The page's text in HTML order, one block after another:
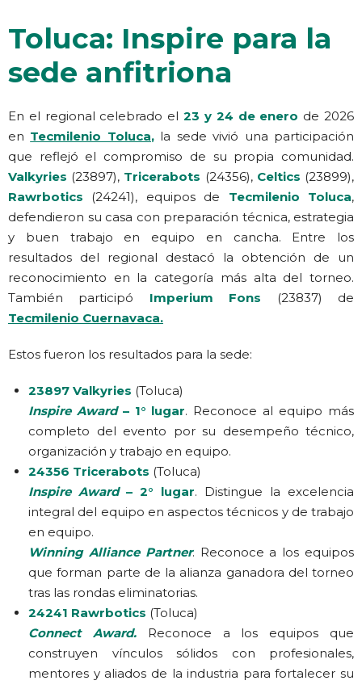
Toluca: Inspire para la
sede anfitriona
En el regional celebrado el23 y 24 de enero de 2026
en Tecmilenio Toluca,la sede vivió una participación
que reflejó el compromiso de su propia comunidad.
Valkyries (23897), Tricerabots (24356), Celtics (23899),
Rawrbotics
(24241), equipos de Tecmilenio Toluca,
defendieron su casa con preparación técnica, estrategia
y buen trabajo en equipo en cancha. Entre los
resultados del regional destacó la obtención de un
reconocimiento en la categoría más alta del torneo.
También participó Imperium Fons (23837) de
Tecmilenio Cuernavaca.
Estos fueron los resultados para la sede:
23897 Valkyries (Toluca)
Inspire Award – 1° lugar. Reconoce al equipo más
completo del evento por su desempeño técnico,
organización y trabajo en equipo.
24356 Tricerabots (Toluca)
Inspire Award – 2° lugar. Distingue la excelencia
integral del equipo en aspectos técnicos y de trabajo
en equipo.
Winning Alliance Partner. Reconoce a los equipos
que forman parte de la alianza ganadora del torneo
tras las rondas eliminatorias.
24241 Rawrbotics (Toluca)
Connect Award.Reconoce a los equipos que
construyen vínculos sólidos con profesionales,
mentores y aliados de la industria para fortalecer su